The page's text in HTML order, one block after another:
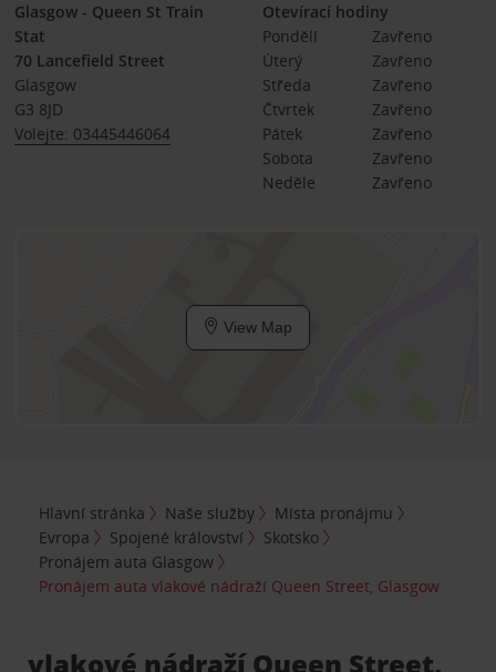
Glasgow - Queen St Train
Stat
70 Lancefield Street
Glasgow
G3 8JD
Volejte: 03445446064
Otevírací hodiny
Pondělí
Zavřeno
Úterý
Zavřeno
Středa
Zavřeno
Čtvrtek
Zavřeno
Pátek
Zavřeno
Sobota
Zavřeno
Neděle
Zavřeno
View Map
Hlavní stránka Naše služby
Místa pronájmu
Evropa
Spojené království
Skotsko
Pronájem auta Glasgow
Pronájem auta vlakové nádraží Queen Street, Glasgow
vlakové nádraží Queen Street,